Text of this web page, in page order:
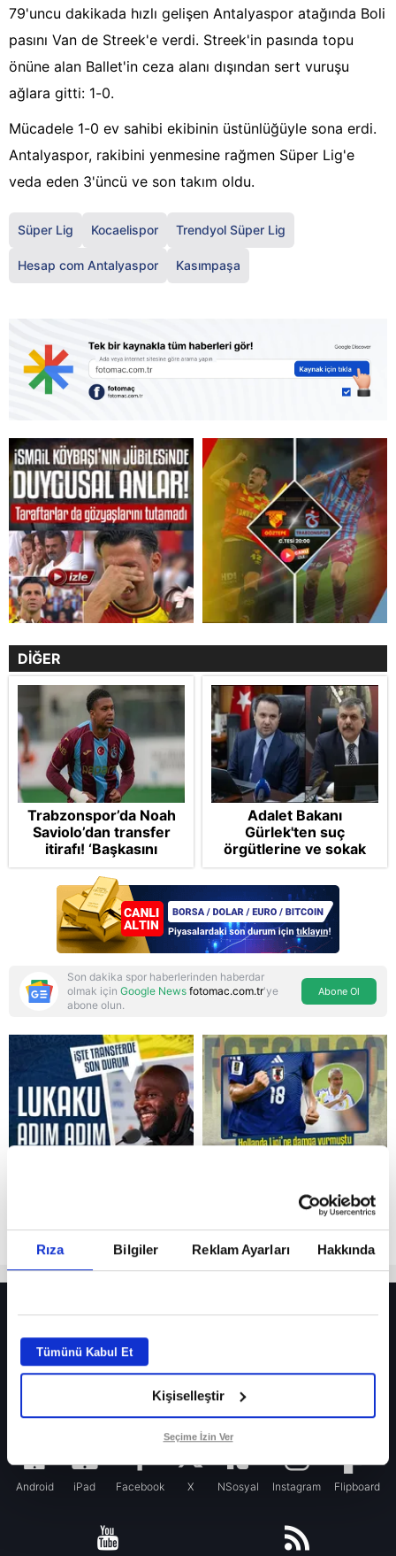
Rıza Bilgiler Reklam Ayarları Hakkında
Tümünü Kabul Et
Kişiselleştir
Seçime İzin Ver
Reddet
79'uncu dakikada hızlı gelişen Antalyaspor atağında Boli
pasını Van de Streek'e verdi. Streek'in pasında topu
önüne alan Ballet'in ceza alanı dışından sert vuruşu
ağlara gitti: 1-0.
Mücadele 1-0 ev sahibi ekibinin üstünlüğüyle sona erdi.
Antalyaspor, rakibini yenmesine rağmen Süper Lig'e
veda eden 3'üncü ve son takım oldu.
Süper Lig Kocaelispor Trendyol Süper Lig
Hesap com Antalyaspor Kasımpaşa
DİĞER
Trabzonspor’da Noah
Saviolo’dan transfer
itirafı! ‘Başkasını
izlemeye geldi’
Adalet Bakanı
Gürlek'ten suç
örgütlerine ve sokak
çetelerine net mesaj:
"Devlet tepenize
binecek"
Son dakika spor haberlerinden haberdar
olmak için Google News fotomac.com.tr'ye
abone olun.
Abone Ol
Fenerbahçe’de sürpriz ayrılık ihtimali! Devre arasında gelmişti
Fenerbahçe’nin yeni transferi Mason Greenwood için olay sözler!
Galatasaray’da rota yeniden Thiago Almada!
Android iPad Facebook X NSosyal Instagram Flipboard